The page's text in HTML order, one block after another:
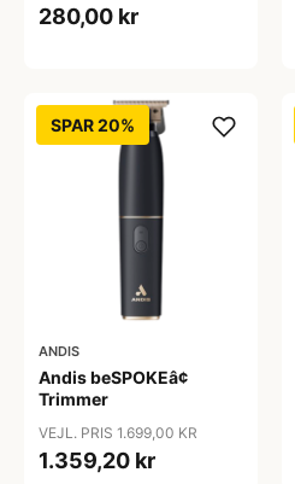
280,00 kr
SPAR 20%
ANDIS
Andis beSPOKEâ¢
Trimmer
VEJL. PRIS 1.699,00 KR
1.359,20 kr